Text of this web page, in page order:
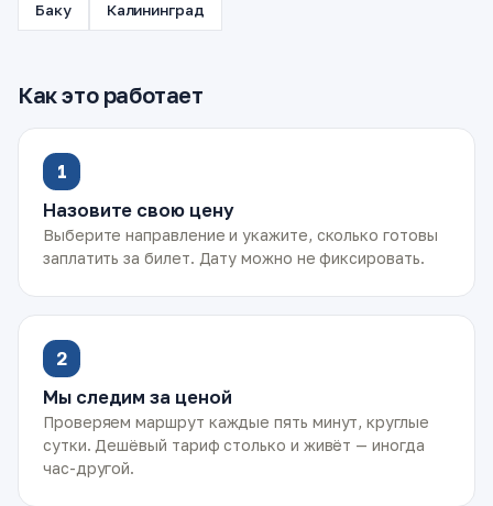
Баку Калининград
Как это работает
1
Назовите свою цену
Выберите направление и укажите, сколько готовы
заплатить за билет. Дату можно не фиксировать.
2
Мы следим за ценой
Проверяем маршрут каждые пять минут, круглые
сутки. Дешёвый тариф столько и живёт — иногда
час-другой.